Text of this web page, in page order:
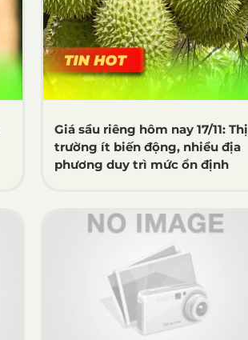
Giá sầu riêng hôm nay 17/11: Thị
trường ít biến động, nhiều địa
phương duy trì mức ổn định